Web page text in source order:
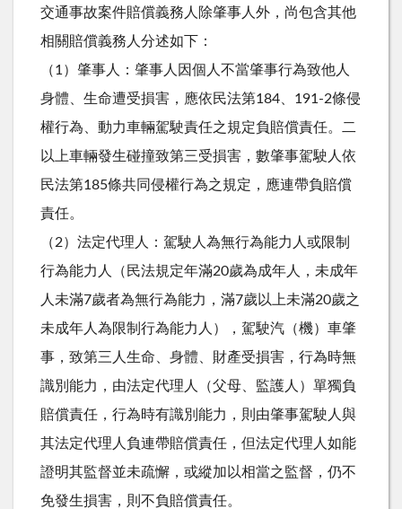
交通事故案件賠償義務人除肇事人外，尚包含其他
相關賠償義務人分述如下：
（1）肇事人：肇事人因個人不當肇事行為致他人
身體、生命遭受損害，應依民法第184、191-2條侵
權行為、動力車輛駕駛責任之規定負賠償責任。二
以上車輛發生碰撞致第三受損害，數肇事駕駛人依
民法第185條共同侵權行為之規定，應連帶負賠償
責任。
（2）法定代理人：駕駛人為無行為能力人或限制
行為能力人（民法規定年滿20歲為成年人，未成年
人未滿7歲者為無行為能力，滿7歲以上未滿20歲之
未成年人為限制行為能力人），駕駛汽（機）車肇
事，致第三人生命、身體、財產受損害，行為時無
識別能力，由法定代理人（父母、監護人）單獨負
賠償責任，行為時有識別能力，則由肇事駕駛人與
其法定代理人負連帶賠償責任，但法定代理人如能
證明其監督並未疏懈，或縱加以相當之監督，仍不
免發生損害，則不負賠償責任。